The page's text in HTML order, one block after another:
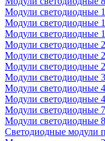
Модули светодиодные
Модули светодиодные
Модули светодиодные
Модули светодиодные
Модули светодиодные
Модули светодиодные
Модули светодиодные
Модули светодиодные
Модули светодиодные
Модули светодиодные
Модули светодиодные
Светодиодные модули